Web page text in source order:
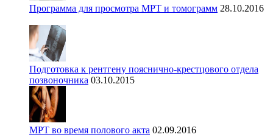
Программа для просмотра МРТ и томограмм 28.10.2016
Подготовка к рентгену пояснично-крестцового отдела
позвоночника 03.10.2015
МРТ во время полового акта 02.09.2016